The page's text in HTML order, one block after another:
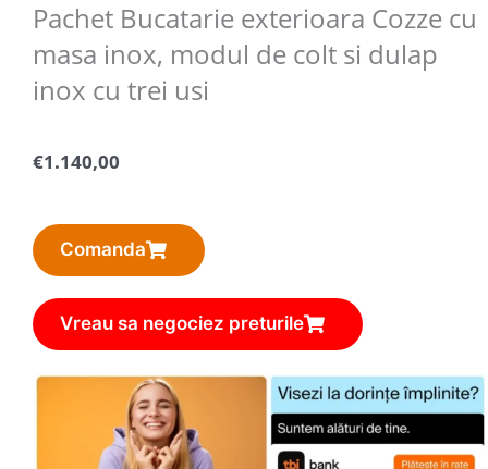
Pachet Bucatarie exterioara Cozze cu
masa inox, modul de colt si dulap
inox cu trei usi
€1.140,00
Comanda
Vreau sa negociez preturile